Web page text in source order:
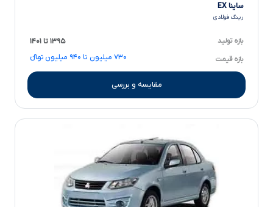
ساینا EX
رینگ فولادی
بازه تولید ۱۳۹۵ تا ۱۴۰۱
بازه قیمت ۷۳۰ میلیون تا ۹۴۰ میلیون تومانءءء
مقایسه و بررسی